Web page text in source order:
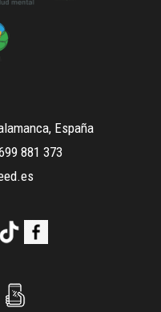
España
881 373